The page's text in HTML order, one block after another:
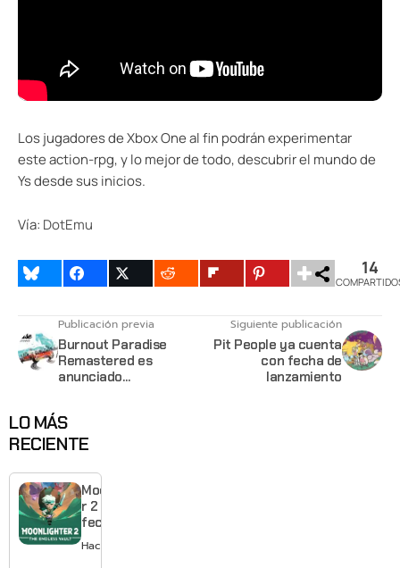
Los jugadores de Xbox One al fin podrán experimentar
este action-rpg, y lo mejor de todo, descubrir el mundo de
Ys desde sus inicios.
Vía: DotEmu
14
Publicación previa
Burnout Paradise
Remastered es
anunciado
Siguiente publicación
Pit People ya cuenta
con fecha de
lanzamiento
LO MÁS
RECIENTE
Moonlighte
r 2 ya tiene
fecha y
puedes
quedarte
Hace 1 día